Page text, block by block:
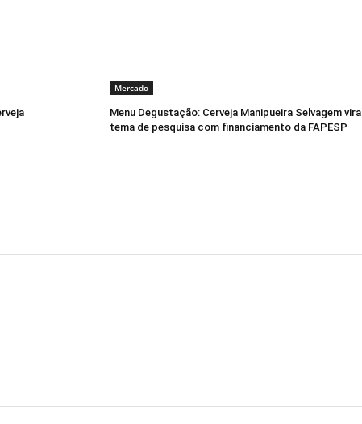
Mercado
Menu Degustação: Cerveja Manipueira Selvagem vira
tema de pesquisa com financiamento da FAPESP